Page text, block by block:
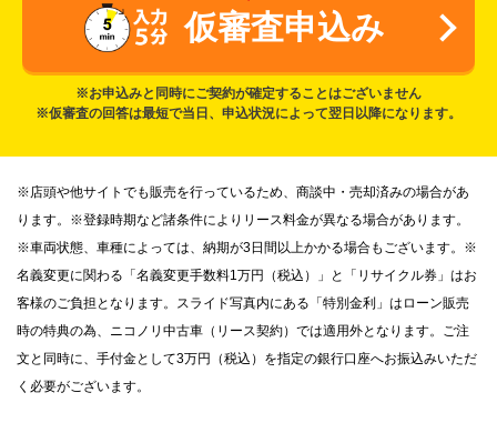
仮審査申込み
※お申込みと同時にご契約が確定することはございません
※仮審査の回答は最短で当日、申込状況によって翌日以降になります。
※店頭や他サイトでも販売を行っているため、商談中・売却済みの場合があ
ります。※登録時期など諸条件によりリース料金が異なる場合があります。
※車両状態、車種によっては、納期が3日間以上かかる場合もございます。※
名義変更に関わる「名義変更手数料1万円（税込）」と「リサイクル券」はお
客様のご負担となります。スライド写真内にある「特別金利」はローン販売
時の特典の為、ニコノリ中古車（リース契約）では適用外となります。ご注
文と同時に、手付金として3万円（税込）を指定の銀行口座へお振込みいただ
く必要がございます。